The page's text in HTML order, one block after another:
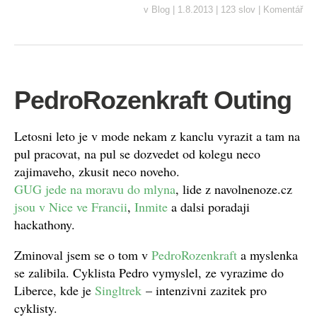
v Blog 1.8.2013 123 slov Komentář
PedroRozenkraft Outing
Letosni leto je v mode nekam z kanclu vyrazit a tam na
pul pracovat, na pul se dozvedet od kolegu neco
zajimaveho, zkusit neco noveho.
GUG jede na moravu do mlyna, lide z navolnenoze.cz
jsou v Nice ve Francii, Inmite a dalsi poradaji
hackathony.
Zminoval jsem se o tom v PedroRozenkraft a myslenka
se zalibila. Cyklista Pedro vymyslel, ze vyrazime do
Liberce, kde je Singltrek – intenzivni zazitek pro
cyklisty.